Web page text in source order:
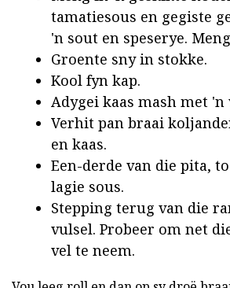
tamatiesous en gegiste
'n sout en speserye.
Groente sny in stokke.
Kool fyn kap.
Adygei kaas mash met 'n
Verhit pan braai
en kaas.
Een-derde van die pita,
lagie sous.
Stepping terug van die
vulsel. Probeer om net
vel te neem.